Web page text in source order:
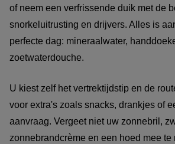
of neem een verfrissende duik met de
snorkeluitrusting en drijvers. Alles is
perfecte dag: mineraalwater,
zoetwaterdouche.
U kiest zelf het vertrektijdstip en de
voor extra's zoals snacks, drankjes of
aanvraag. Vergeet niet uw zonnebril,
zonnebrandcrème en een hoed mee te